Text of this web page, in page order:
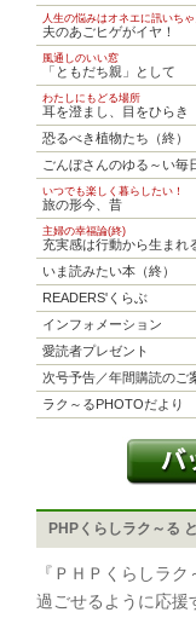
人生の悩みはオネエに訊いちゃ
夫のあごヒゲがイヤ！
風通しのいい窓
「ともだち親」として
わたしにもどる場所
耳を澄まし、目をひらき
恐るべき植物たち（終）
ごんぼさんのゆる～い毎
いつでも楽しく暮らしたい！
旅の形今、昔
主婦の幸福論(終)
充実感は行動から生まれ
いま読みたい本（終）
READERS'くらぶ
インフォメーション
愛読者プレゼント
次号予告／年間購読のご
ラク～るPHOTOだより
PHPくらしラク～る
『ＰＨＰくらしラ
過ごせるように応援